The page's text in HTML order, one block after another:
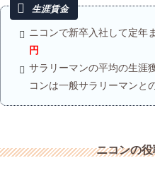
ニコンで新卒入社して定年
円
サラリーマンの平均の生涯
コンは一般サラリーマンと
ニコンの